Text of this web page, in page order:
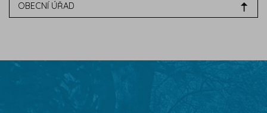
OBECNÍ ÚŘAD